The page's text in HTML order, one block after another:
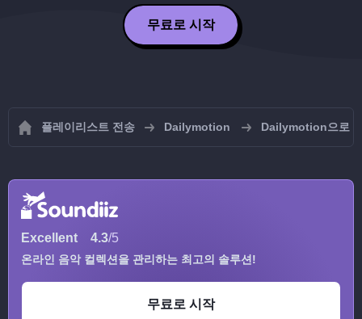
무료로 시작
플레이리스트 전송 Dailymotion Dailymotion으로
Excellent 4.3/5
온라인 음악 컬렉션을 관리하는 최고의 솔루션!
무료로 시작